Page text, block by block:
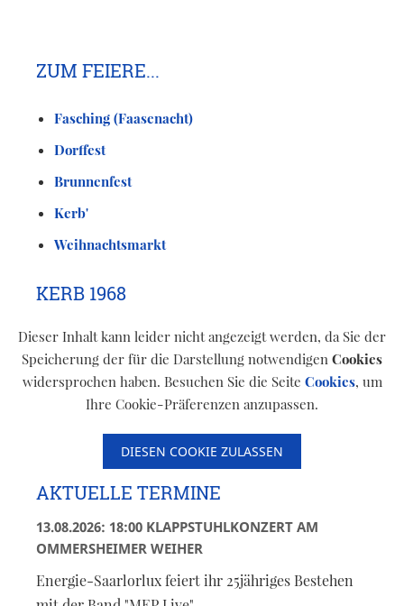
ZUM FEIERE...
Fasching (Faasenacht)
Dorffest
Brunnenfest
Kerb'
Weihnachtsmarkt
KERB 1968
Dieser Inhalt kann leider nicht angezeigt werden, da Sie der
Speicherung der für die Darstellung notwendigen Cookies
widersprochen haben. Besuchen Sie die Seite Cookies, um
Ihre Cookie-Präferenzen anzupassen.
DIESEN COOKIE ZULASSEN
AKTUELLE TERMINE
13.08.2026: 18:00 KLAPPSTUHLKONZERT AM
OMMERSHEIMER WEIHER
Energie-Saarlorlux feiert ihr 25jähriges Bestehen